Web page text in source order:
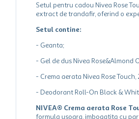
Setul pentru cadou Nivea Rose
extract de trandafir, oferind o
Setul contine:
- Geanta;
- Gel de dus Nivea Rose&Almond
- Crema aerata Nivea Rose Touch,
- Deodorant Roll-On Black &
NIVEA® Crema aerata Rose
formula usoara, imbogatita cu